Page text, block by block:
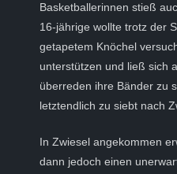
Basketballerinnen stieß
16-jährige wollte trotz der
getapetem Knöchel
unterstützen und ließ sich
überreden ihre Bänder zu
letztendlich zu siebt nach
In Zwiesel angekommen
dann jedoch einen